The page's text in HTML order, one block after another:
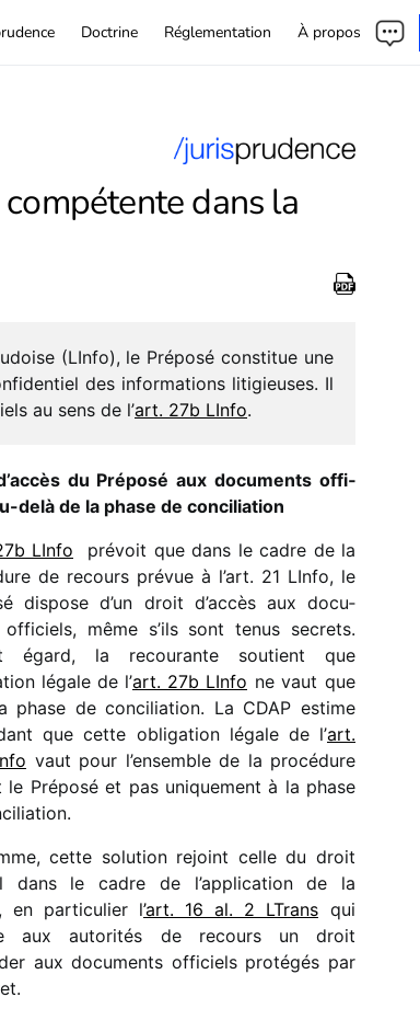
Doctrine Réglementation À propos
dans la
(LInfo), le Préposé consti­tue une
des infor­ma­tions liti­gieuses. Il
au sens de l’art. 27b LInfo.
du Préposé aux docu­ments offi­
delà de la phase de conciliation
LInfo prévoit que dans le cadre de la
de recours prévue à l’art. 21 LInfo, le
dispose d’un droit d’ac­cès aux docu­
offi­ciels, même s’ils sont tenus secrets.
égard, la recou­rante soutient que
légale de l’art. 27b LInfo ne vaut que
phase de conci­lia­tion. La CDAP estime
que cette obli­ga­tion légale de l’art.
vaut pour l’en­semble de la procé­dure
le Préposé et pas unique­ment à la phase
cette solu­tion rejoint celle du droit
dans le cadre de l’ap­pli­ca­tion de la
, en parti­cu­lier l’art. 16 al. 2 LTrans qui
aux auto­ri­tés de recours un droit
aux docu­ments offi­ciels proté­gés par